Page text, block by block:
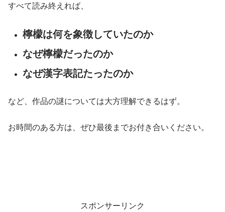
すべて読み終えれば、
檸檬は何を象徴していたのか
なぜ檸檬だったのか
なぜ漢字表記たったのか
など、作品の謎については大方理解できるはず。
お時間のある方は、ぜひ最後までお付き合いください。
スポンサーリンク